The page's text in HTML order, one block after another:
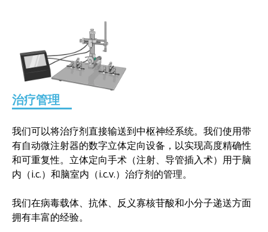
治疗管理
我们可以将治疗剂直接输送到中枢神经系统。我们使用带
有自动微注射器的数字立体定向设备，以实现高度精确性
和可重复性。立体定向手术（注射、导管插入术）用于脑
内（i.c.）和脑室内（i.c.v.）治疗剂的管理。
我们在病毒载体、抗体、反义寡核苷酸和小分子递送方面
拥有丰富的经验。